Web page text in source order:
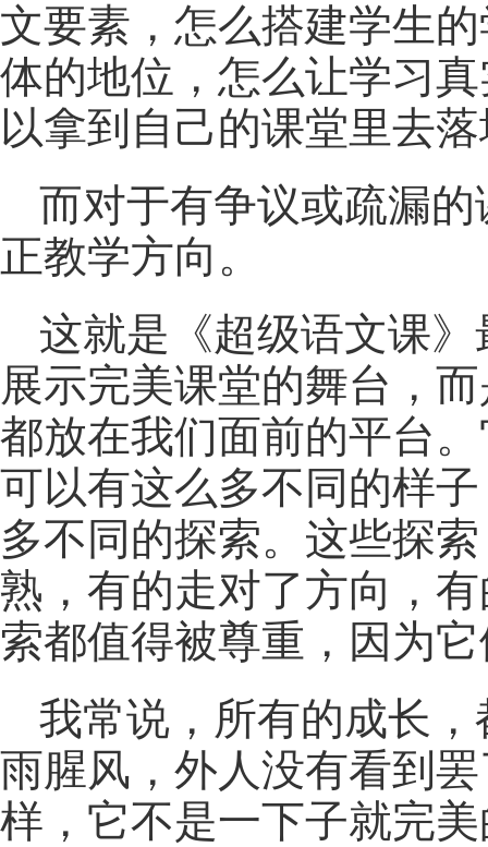
文要素，怎么搭建学生
体的地位，怎么让学习
以拿到自己的课堂里去
而对于有争议或疏漏
正教学方向。
这就是《超级语文课
展示完美课堂的舞台，
都放在我们面前的平台
可以有这么多不同的样
多不同的探索。这些探
熟，有的走对了方向，
索都值得被尊重，因为
我常说，所有的成长
雨腥风，外人没有看到
样，它不是一下子就完